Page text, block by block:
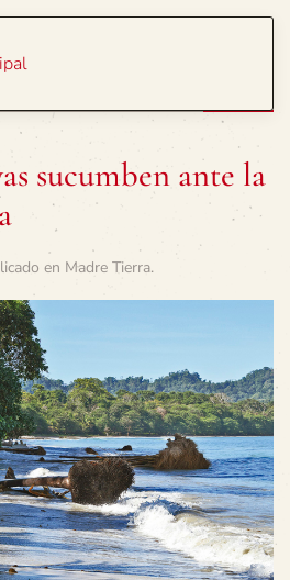
sucumben ante la
en Madre Tierra.